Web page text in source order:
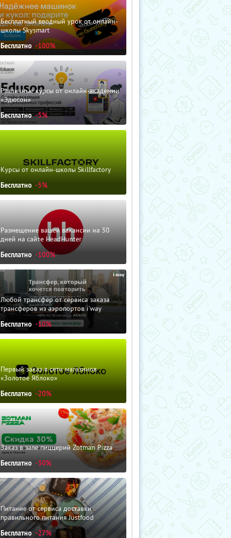
Бесплатный вводный урок от онлайн-
школы Skysmart
Бесплатно -100%
Различные курсы от онлайн-академии
«Эдюсон»
Бесплатно -5%
Курсы от онлайн-школы Skillfactory
Бесплатно -5%
Размещение вашей вакансии на 30
дней на сайте HeadHunter
Бесплатно -100%
Любой трансфер от сервиса заказа
трансферов из аэропортов i'way
Бесплатно -10%
Первый заказ в сети магазинов
«Золотое Яблоко»
Бесплатно -20%
Заказ в зале пиццерий Zotman Pizza
Бесплатно -30%
Питание от сервиса доставки
правильного питания Justfood
Бесплатно -27%